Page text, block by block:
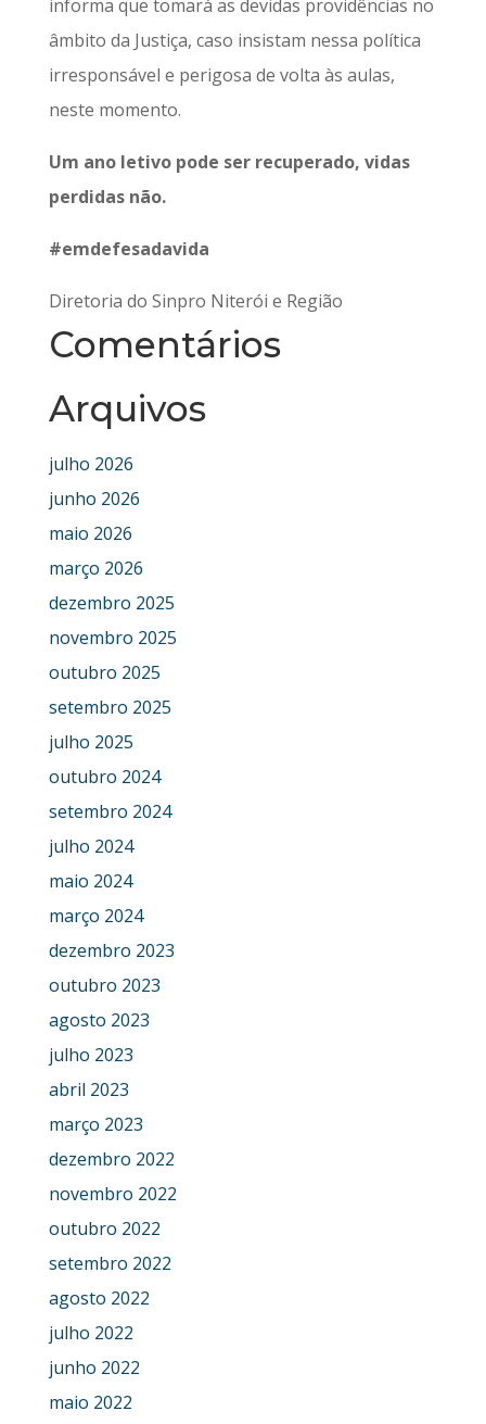
informa que tomará as devidas providências no
âmbito da Justiça, caso insistam nessa política
irresponsável e perigosa de volta às aulas,
neste momento.
Um ano letivo pode ser recuperado, vidas
perdidas não.
#emdefesadavida
Diretoria do Sinpro Niterói e Região
Comentários
Arquivos
julho 2026
junho 2026
maio 2026
março 2026
dezembro 2025
novembro 2025
outubro 2025
setembro 2025
julho 2025
outubro 2024
setembro 2024
julho 2024
maio 2024
março 2024
dezembro 2023
outubro 2023
agosto 2023
julho 2023
abril 2023
março 2023
dezembro 2022
novembro 2022
outubro 2022
setembro 2022
agosto 2022
julho 2022
junho 2022
maio 2022